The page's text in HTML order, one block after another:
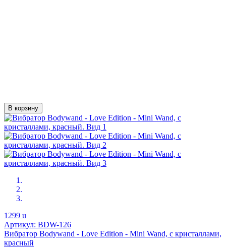
В корзину
1299 u
Артикул: BDW-126
Вибратор Bodywand - Love Edition - Mini Wand, с кристаллами,
красный